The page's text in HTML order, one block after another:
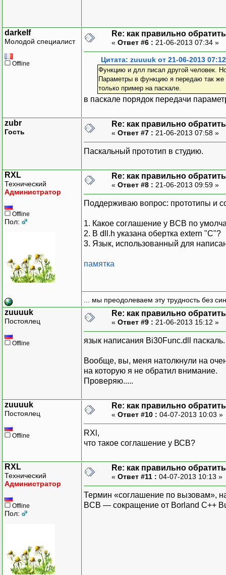
darkelf
Молодой специалист
Offline
Re: как правильно
« Ответ #6 : 21-06-2013 07:34 »
Цитата: zuuuuk от 21-06-2013 07:12
Функцию и длл писал другой человек.
Параметры в функцию я передаю так же
только пример на паскале.
в паскале порядок передачи
zubr
Гость
Re: как правильно
« Ответ #7 : 21-06-2013 07:58 »
Паскальный прототип в студию.
RXL
Технический
Администратор
Offline
Пол:
Re: как правильно
« Ответ #8 : 21-06-2013 09:59 »
Поддерживаю вопрос: прототипы и
1. Какое соглашение у BCB по
2. В dll.h указана обертка extern "C"?
3. Язык, использованный для
памятка
... мы преодолеваем эту трудность без
zuuuuk
Постоялец
Offline
Re: как правильно
« Ответ #9 : 21-06-2013 15:12 »
язык написания Bi30Func.dll паскаль.
Вообще, вы, меня натолкнули на
на которую я не обратил внимание.
Проверяю.....
zuuuuk
Постоялец
Offline
Re: как правильно
« Ответ #10 : 04-07-2013 10:03 »
RXl,
что такое соглашение у ВСВ?
RXL
Технический
Администратор
Offline
Пол:
Re: как правильно
« Ответ #11 : 04-07-2013 10:13 »
Термин «соглашение по вызовам»,
BCB — сокращение от Borland C++